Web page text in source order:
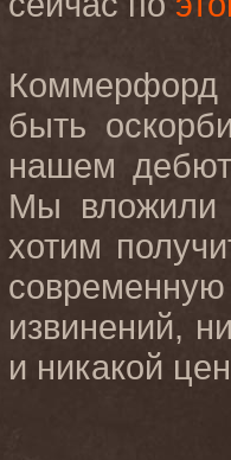
Коммерфорд
быть
нашем
Мы вложили
хотим
извинений,
и никакой